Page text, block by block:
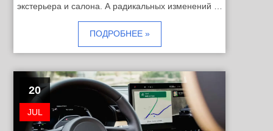
экстерьера и салона. А радикальных изменений …
ПОДРОБНЕЕ »
20
JUL